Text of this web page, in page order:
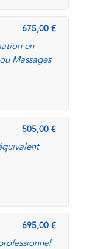
675,00
en
Massages
505,00
695,00